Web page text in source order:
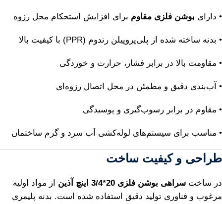
• دارای بوشن فلزی مقاوم برای افزایش استحکام محل رزوه
• بدنه ساخته شده از پلی‌پروپیلن رندوم (PPR) با کیفیت بالا
• مقاومت بالا در برابر فشار، حرارت و خوردگی
• آب‌بندی دقیق و مطمئن در محل اتصال رزوه‌ای
• مقاوم در برابر رسوب‌گیری و پوسیدگی
• مناسب برای سیستم‌های لوله‌کشی آب سرد و گرم ساختمان
طراحی و کیفیت ساخت
در ساخت سراهی بوشن فلزی 20*3/4 اینچ آذین
از مواد اولیه
مرغوب و فناوری تولید دقیق استفاده شده است. بدنه پلیمری